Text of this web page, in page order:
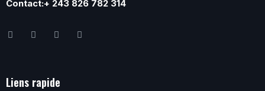
Contact:+ 243 826 782 314
Liens rapide